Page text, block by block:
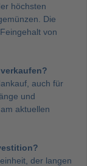
höchsten
Die
von
auch für
und
aktuellen
der langen